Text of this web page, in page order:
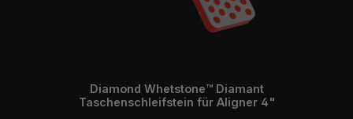
Diamond Whetstone™ Diamant
Taschenschleifstein für Aligner 4"